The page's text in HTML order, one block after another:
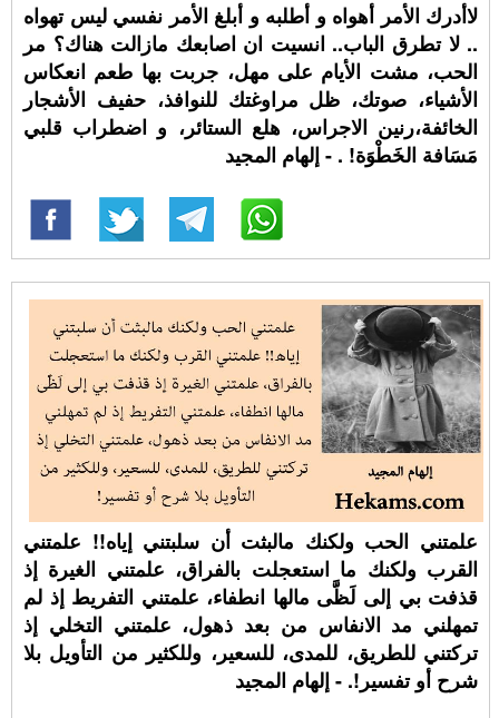
لاأدرك الأمر أهواه و أطلبه و أبلغ الأمر نفسي ليس تهواه
.. لا تطرق الباب.. انسيت ان اصابعك مازالت هناك؟ مر
الحب، مشت الأيام على مهل، جربت بها طعم انعكاس
الأشياء، صوتك، ظل مراوغتك للنوافذ، حفيف الأشجار
الخائفة،رنين الاجراس، هلع الستائر، و اضطراب قلبي
مَسَافة الخَطْوَة! ⁧‫. - إلهام المجيد
علمتني الحب ولكنك مالبثت أن سلبتني إياه!! علمتني
القرب ولكنك ما استعجلت بالفراق، علمتني الغيرة إذ
قذفت بي إلى لَظَّى مالها انطفاء، علمتني التفريط إذ لم
تمهلني مد الانفاس من بعد ذهول، علمتني التخلي إذ
تركتني للطريق، للمدى، للسعير، وللكثير من التأويل بلا
شرح أو تفسير!. - إلهام المجيد